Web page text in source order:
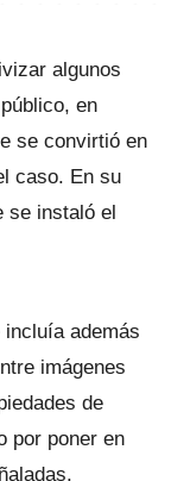
algunos
en
se convirtió en
caso. En su
se instaló el
además
imágenes
de
por poner en